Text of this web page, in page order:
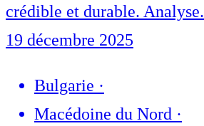
crédible et durable. Analyse.
19 décembre 2025
Bulgarie ·
Macédoine du Nord ·